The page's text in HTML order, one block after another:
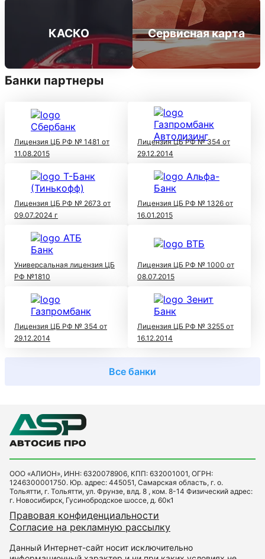
КАСКО Сервисная карта
Банки партнеры
Лицензия ЦБ РФ № 1481 от
11.08.2015
Лицензия ЦБ РФ № 354 от
29.12.2014
Лицензия ЦБ РФ № 2673 от
09.07.2024 г
Лицензия ЦБ РФ № 1326 от
16.01.2015
Универсальная лицензия ЦБ
РФ №1810
Лицензия ЦБ РФ № 1000 от
08.07.2015
Лицензия ЦБ РФ № 354 от
29.12.2014
Лицензия ЦБ РФ № 3255 от
16.12.2014
Все банки
ООО «АЛИОН», ИНН: 6320078906, КПП: 632001001, ОГРН:
1246300001750. Юр. адрес: 445051, Самарская область, г. о.
Тольятти, г. Тольятти, ул. Фрунзе, влд. 8 , ком. 8-14 Физический адрес:
г. Новосибирск, Гусинобродское шоссе, д. 60к1
Правовая конфиденциальности
Согласие на рекламную рассылку
Данный Интернет-сайт носит исключительно